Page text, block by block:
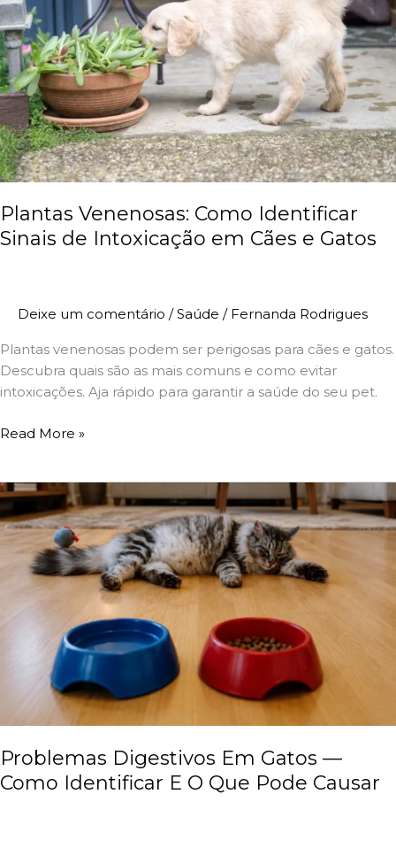
Plantas Venenosas: Como Identificar
Sinais de Intoxicação em Cães e Gatos
Deixe um comentário /Saúde / Fernanda Rodrigues
Plantas venenosas podem ser perigosas para cães e gatos.
Descubra quais são as mais comuns e como evitar
intoxicações. Aja rápido para garantir a saúde do seu pet.
Sinais
de
Intoxicação
em
Cães
e
Gatos
Read More »
Problemas Digestivos Em Gatos —
Como Identificar E O Que Pode Causar
Problemas
Digestivos
Em
Gatos
—
Como
Identificar
Causar